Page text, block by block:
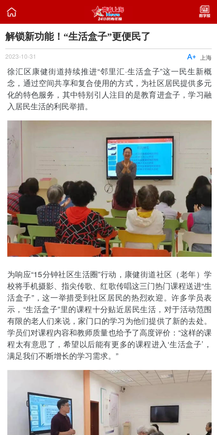

解锁新功能！“生活盒子”更便民了
2023-10-31 上海

徐汇区康健街道持续推进“邻里汇·生活盒子”这一民生新概
念，通过空间共享和复合使用的方式，为社区居民提供多元
化的特色服务，其中特别引人注目的是教育进盒子，学习融
入居民生活的利民举措。
为响应“15分钟社区生活圈”行动，康健街道社区（老年）学
校将手机摄影、指尖传歌、红歌传唱这三门热门课程送进“生
活盒子”，这一举措受到社区居民的热烈欢迎。许多学员表
示，“生活盒子”里的课程十分贴近居民生活，对于活动范围
有限的老人们来说，家门口的学习为他们提供了新的去处。
学员们对课程内容和教师质量也给予了高度评价：“这样的课
程太有意思了，希望以后能有更多的课程进入‘生活盒子’，
满足我们不断增长的学习需求。”